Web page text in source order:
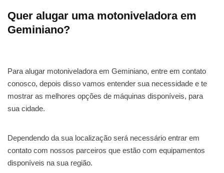
Quer alugar uma motoniveladora em
Geminiano?
Para alugar motoniveladora em Geminiano, entre em contato
conosco, depois disso vamos entender sua necessidade e te
mostrar as melhores opções de máquinas disponíveis, para
sua cidade.
Dependendo da sua localização será necessário entrar em
contato com nossos parceiros que estão com equipamentos
disponíveis na sua região.